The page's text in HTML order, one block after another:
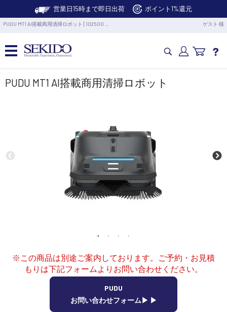
営業日15時まで即日出荷 ポイント1%還元
PUDU MT1 AI搭載商用清掃ロボット [102500 … ゲスト 様
カメラドローン・生活家電
業務用ドローン・業務関連製品
水中ドローン(ROV)・水中スクーター
講習会･国家資格･WEBセミナー
定期配信!
サポート・Q&A / 法人・学生のお客様
PUDU MT1 AI搭載商用清掃ロボット
※この商品は別途ご案内しております。ご予約・お見積
もりは下記フォームよりお問い合わせください。
PUDU
お問い合わせフォーム▶ ▶︎